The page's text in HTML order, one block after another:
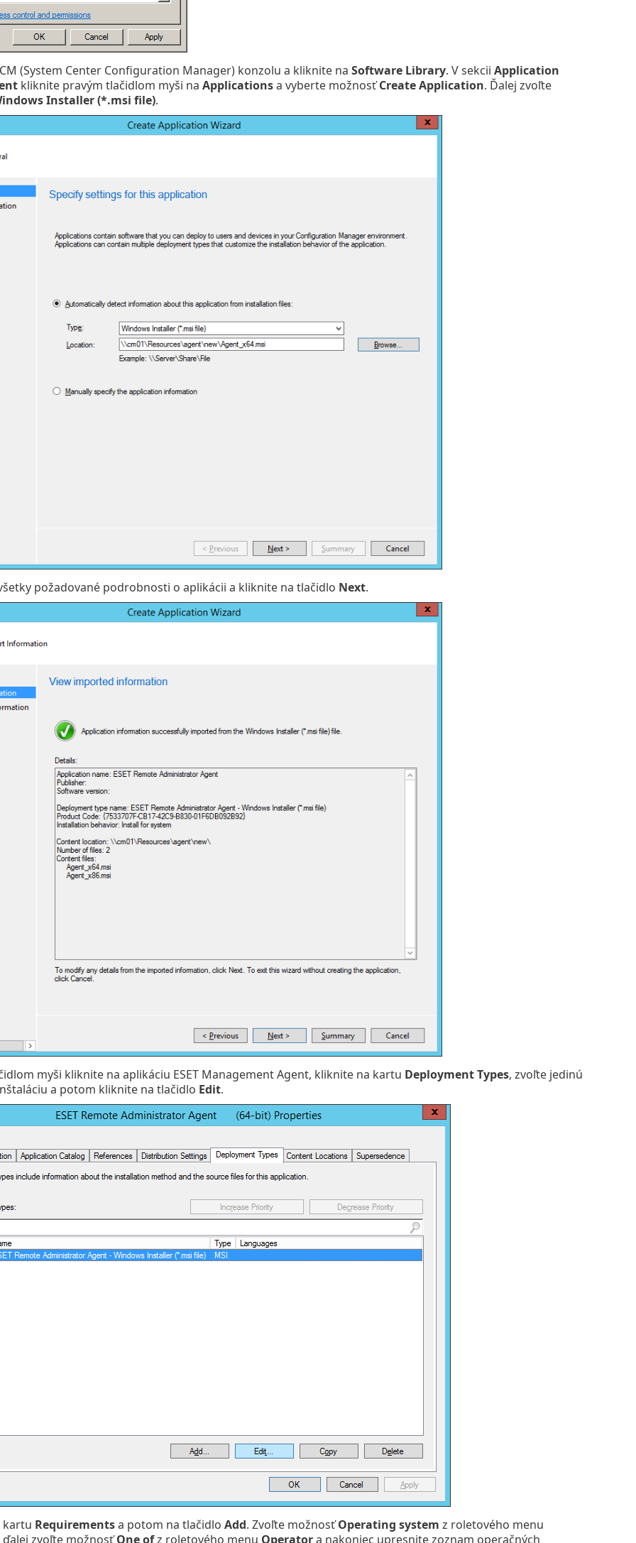
(System Center Configuration Manager) konzolu a kliknite na Software Library. V sekcii Application
kliknite pravým tlačidlom myši na Applicationsa vyberte možnosťCreate Application. Ďalej zvoľte
Installer (*.msi file).
požadované podrobnosti o aplikácii a kliknite na tlačidlo Next.
myši kliknite na aplikáciu ESET Management Agent, kliknite na kartu Deployment Types, zvoľte jedinú
a potom kliknite na tlačidlo Edit.
kartu Requirementsa potom na tlačidlo Add. Zvoľte možnosťOperating system z roletového menu
ďalej zvoľte možnosťOne ofz roletového menu Operatora nakoniec upresnite zoznam operačných